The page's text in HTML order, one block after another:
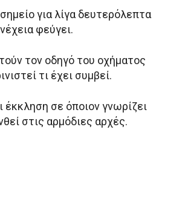
για λίγα δευτερόλεπτα
φεύγει.
τον οδηγό του οχήματος
τι έχει συμβεί.
έκκληση σε όποιον γνωρίζει
στις αρμόδιες αρχές.